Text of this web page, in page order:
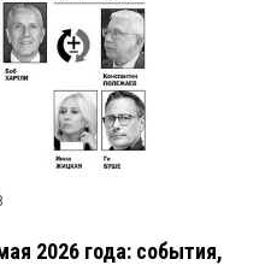
2026 года: события,